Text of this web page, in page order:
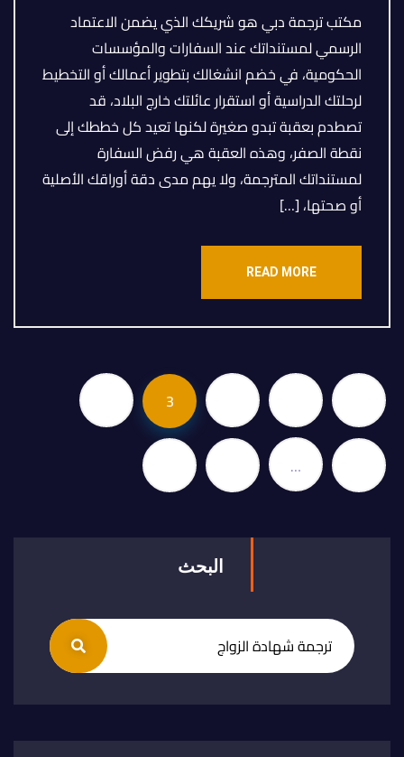
مكتب ترجمة دبي هو شريكك الذي يضمن الاعتماد
الرسمي لمستنداتك عند السفارات والمؤسسات
الحكومية، في خضم انشغالك بتطوير أعمالك أو التخطيط
لرحلتك الدراسية أو استقرار عائلتك خارج البلاد، قد
تصطدم بعقبة تبدو صغيرة لكنها تعيد كل خططك إلى
نقطة الصفر، وهذه العقبة هي رفض السفارة
لمستنداتك المترجمة، ولا يهم مدى دقة أوراقك الأصلية
أو صحتها، […]
READ MORE
3
…
البحث